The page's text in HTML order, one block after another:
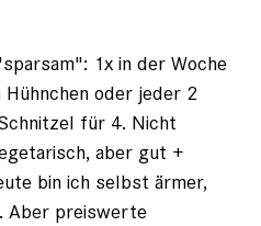
1x in der Woche
oder jeder 2
für 4. Nicht
aber gut +
bin ich selbst ärmer,
Aber preiswerte